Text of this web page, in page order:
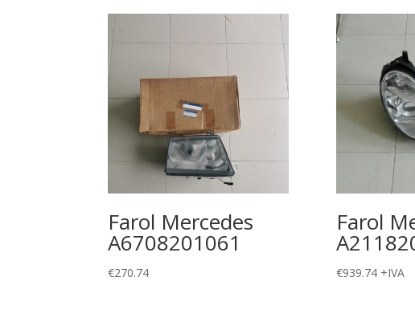
Farol Mercedes
A6708201061
€270.74
Farol
€939.74 +IVA